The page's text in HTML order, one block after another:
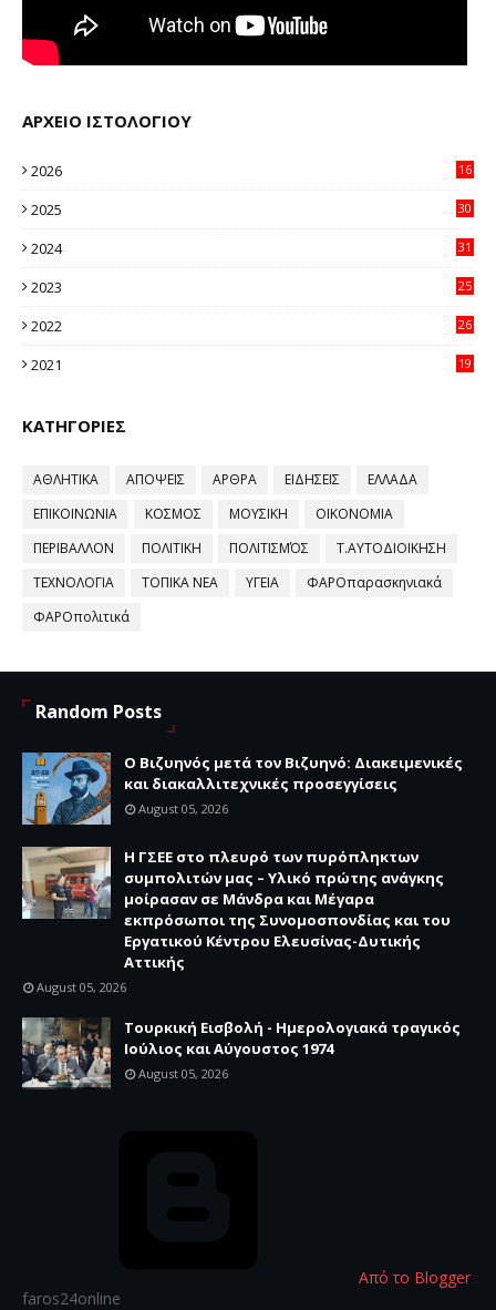
ΑΡΧΕΙΟ ΙΣΤΟΛΟΓΙΟΥ
2026
16
2025
30
2024
31
2023
25
2022
26
2021
19
ΚΑΤΗΓΟΡΙΕΣ
ΑΘΛΗΤΙΚΑ ΑΠΟΨΕΙΣ ΑΡΘΡΑ ΕΙΔΗΣΕΙΣ
ΕΛΛΑΔΑ
ΕΠΙΚΟΙΝΩΝΙΑ
ΚΟΣΜΟΣ ΜΟΥΣΙΚΗ
ΟΙΚΟΝΟΜΙΑ
ΠΕΡΙΒΑΛΛΟΝ
ΠΟΛΙΤΙΚΗ ΠΟΛΙΤΙΣΜΌΣ
Τ.ΑΥΤΟΔΙΟΙΚΗΣΗ
ΤΕΧΝΟΛΟΓΙΑ
ΤΟΠΙΚΑ ΝΕΑ ΥΓΕΙΑ
ΦΑΡΟπαρασκηνιακά
ΦΑΡΟπολιτικά
Random Posts
Ο Βιζυηνός μετά τον Βιζυηνό: Διακειμενικές
και διακαλλιτεχνικές προσεγγίσεις
August 05, 2026
H ΓΣΕΕ στο πλευρό των πυρόπληκτων
συμπολιτών μας – Υλικό πρώτης ανάγκης
μοίρασαν σε Μάνδρα και Μέγαρα
εκπρόσωποι της Συνομοσπονδίας και του
Εργατικού Κέντρου Ελευσίνας-Δυτικής
Αττικής
August 05, 2026
Τουρκική Εισβολή - Ημερολογιακά τραγικός
Ιούλιος και Αύγουστος 1974
August 05, 2026
Από το Blogger
faros24online